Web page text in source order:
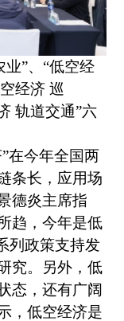
业”、“低空经
经济 巡
轨道交通”六
在今年全国两
条长，应用场
德炎主席指
趋，今年是低
列政策支持发
究。另外，低
态，还有广阔
，低空经济是